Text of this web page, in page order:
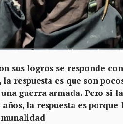
sus logros se responde
respuesta es que son
guerra armada. Pero si
la respuesta es porque